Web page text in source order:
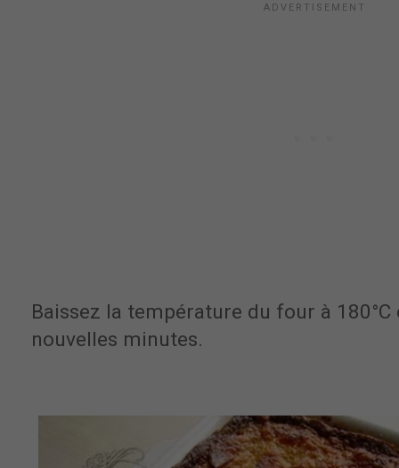
Baissez la température du four à
nouvelles minutes.